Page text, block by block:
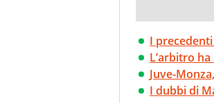
I
L’arbitro
Juve-
I dubbi di